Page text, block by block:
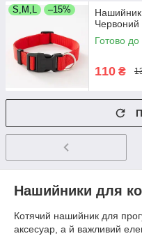
S,M,L –15%
Нашийник
Червоний
Готово до
110 ₴
Нашийники для
Котячий нашийник для
аксесуар, а й важливий